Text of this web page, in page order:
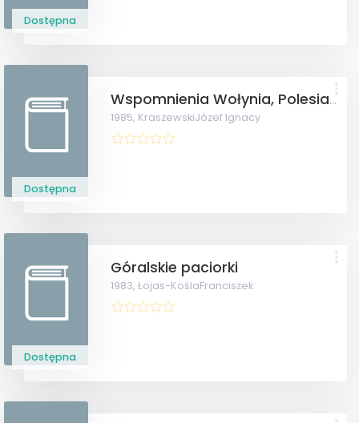
Dostępna
Dostępna
Wspomnienia Wołynia, Polesia i Litwy
1985, KraszewskiJózef Ignacy
Dostępna
Góralskie paciorki
1983,Łojas-KoślaFranciszek